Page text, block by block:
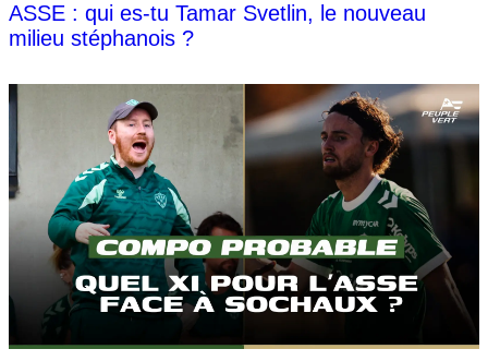
ASSE : qui es-tu Tamar Svetlin, le nouveau
milieu stéphanois ?